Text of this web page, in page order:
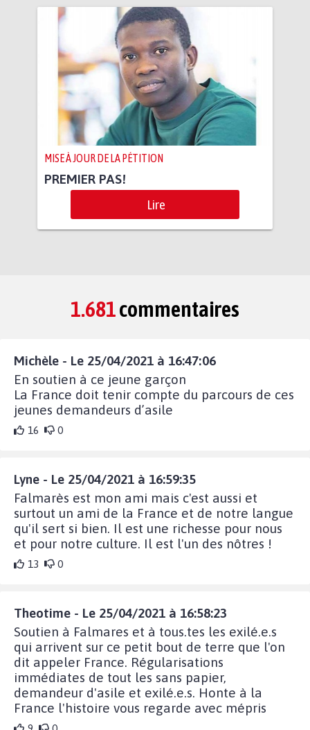
MISE À JOUR DE LA PÉTITION
PREMIER PAS!
Lire
1.681commentaires
Michèle - Le 25/04/2021 à 16:47:06
En soutien à ce jeune garçon
La France doit tenir compte du parcours de ces
jeunes demandeurs d’asile
16 0
Lyne - Le 25/04/2021 à 16:59:35
Falmarès est mon ami mais c'est aussi et
surtout un ami de la France et de notre langue
qu'il sert si bien. Il est une richesse pour nous
et pour notre culture. Il est l'un des nôtres !
13 0
Theotime - Le 25/04/2021 à 16:58:23
Soutien à Falmares et à tous.tes les exilé.e.s
qui arrivent sur ce petit bout de terre que l'on
dit appeler France. Régularisations
immédiates de tout les sans papier,
demandeur d'asile et exilé.e.s. Honte à la
France l'histoire vous regarde avec mépris